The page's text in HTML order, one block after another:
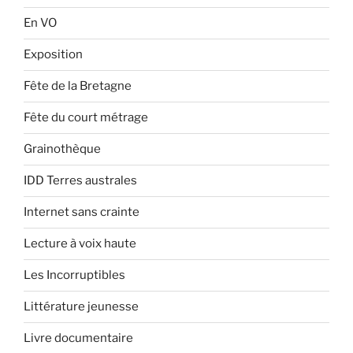
En VO
Exposition
Fête de la Bretagne
Fête du court métrage
Grainothèque
IDD Terres australes
Internet sans crainte
Lecture à voix haute
Les Incorruptibles
Littérature jeunesse
Livre documentaire